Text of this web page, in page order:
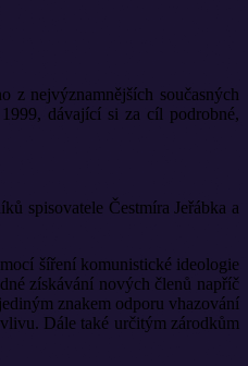
z nejvýznamnějších současných
dávající si za cíl podrobné,
spisovatele Čestmíra Jeřábka a
šíření komunistické ideologie
získávání nových členů napříč
znakem odporu vhazování
Dále také určitým zárodkům